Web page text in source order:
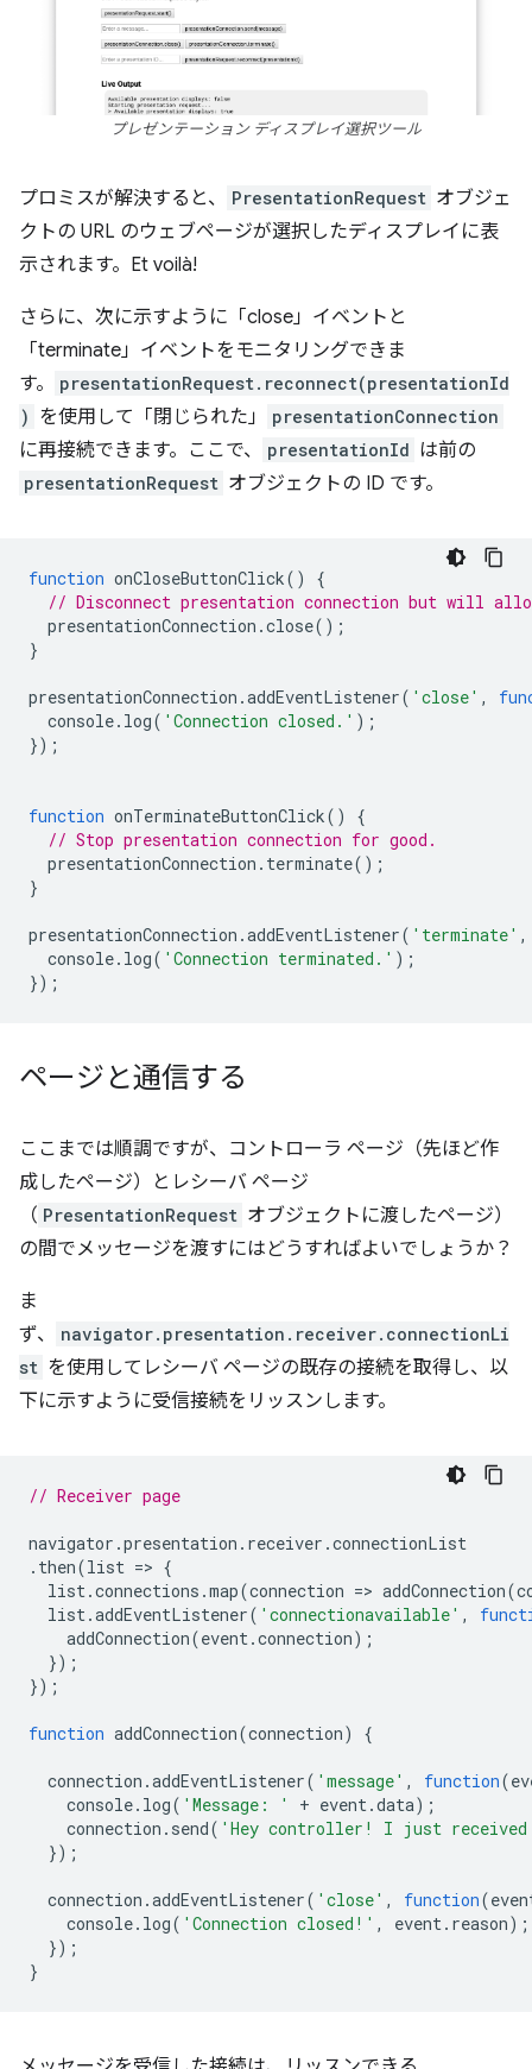
プレゼンテーション ディスプレイ選択ツール
プロミスが解決すると、 PresentationRequest オブジェ
クトの URL のウェブページが選択したディスプレイに表
示されます。Et voilà!
さらに、次に示すように「close」イベントと
「terminate」イベントをモニタリングできま
す。
presentationRequest.reconnect(presentationId
) を使用して「閉じられた」 presentationConnection
に再接続できます。ここで、 presentationId は前の
presentationRequest オブジェクトの ID です。
function onCloseButtonClick()
{
// Disconnect presentation connection but will
presentationConnection .close();
}
presentationConnection .addEventListener( 'close' ,
console. log( 'Connection closed.' );
});
function onTerminateButtonClick()
{
// Stop presentation connection for good.
presentationConnection . terminate();
}
presentationConnection .addEventListener( 'terminate' ,
console. log( 'Connection terminated.' );
});
ページと通信する
ここまでは順調ですが、コントローラ ページ（先ほど作
成したページ）とレシーバ ページ
（ PresentationRequest オブジェクトに渡したページ）
の間でメッセージを渡すにはどうすればよいでしょうか？
ま
ず、
navigator.presentation.receiver.connectionLi
st を使用してレシーバ ページの既存の接続を取得し、以
下に示すように受信接続をリッスンします。
// Receiver page
navigator .presentation . receiver .connectionList
. then(list => {
list.connections .map(connection => addConnection(
list.addEventListener( 'connectionavailable' ,
addConnection(event.connection);
});
});
function addConnection(connection) {
connection .addEventListener( 'message' , function(
console. log( 'Message: ' + event.data);
connection . send( 'Hey controller! I just received
});
connection .addEventListener( 'close' , function(
console. log( 'Connection closed!' , event. reason);
});
}